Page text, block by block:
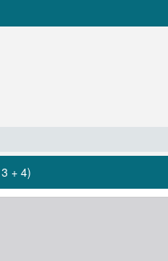
+ 4)